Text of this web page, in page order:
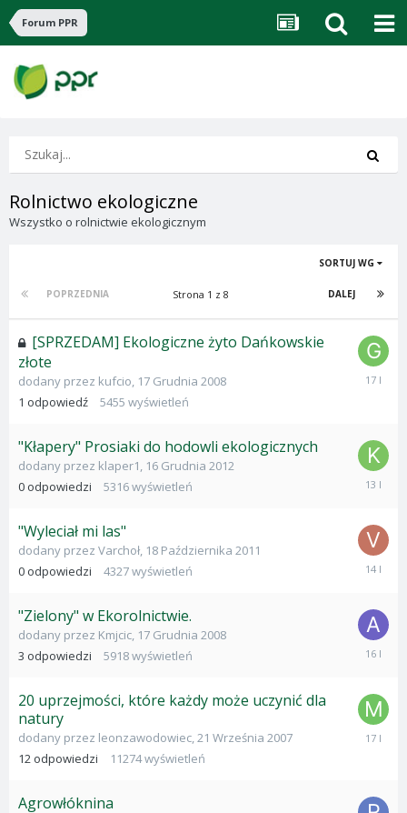
Forum PPR
Rolnictwo ekologiczne
Wszystko o rolnictwie ekologicznym
SORTUJ WG
POPRZEDNIA DALEJ
Strona 1 z 8
[SPRZEDAM] Ekologiczne żyto Dańkowskie
złote
dodany przez kufcio, 17 Grudnia 2008
1 odpowiedź 5455 wyświetleń
17
"Kłapery" Prosiaki do hodowli ekologicznych
dodany przez klaper1, 16 Grudnia 2012
0 odpowiedzi 5316wyświetleń
16
"Wyleciał mi las"
dodany przez Varchoł, 18 Października 2011
0 odpowiedzi 4327wyświetleń
18
"Zielony" w Ekorolnictwie.
dodany przez Kmjcic, 17 Grudnia 2008
3 odpowiedzi 5918wyświetleń
20 uprzejmości, które każdy może uczynić dla
natury
dodany przez leonzawodowiec,21 Września 2007
12 odpowiedzi 11274wyświetleń
28
Agrowłóknina